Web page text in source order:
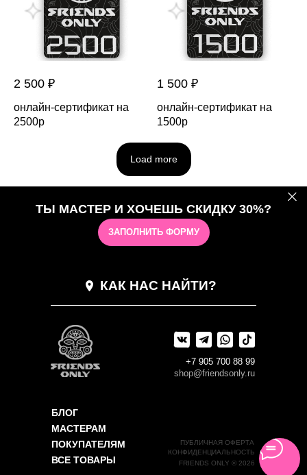
2 500 ₽
онлайн-сертификат на
2500р
1 500 ₽
онлайн-сертификат на
1500р
Load more
ТЫ МАСТЕР И ХОЧЕШЬ СКИДКУ 30%?
ЗАПОЛНИТЬ ФОРМУ
БЛОГ
МАСТЕРАМ
ПОКУПАТЕЛЯМ
ВСЕ ТОВАРЫ
КАК НАС НАЙТИ?
FRIENDS ONLY © 2026
КОНФИДЕНЦИАЛЬНОСТЬ
ПУБЛИЧНАЯ ОФЕРТА
shop@friendsonly.ru
+7 905 700 88 99